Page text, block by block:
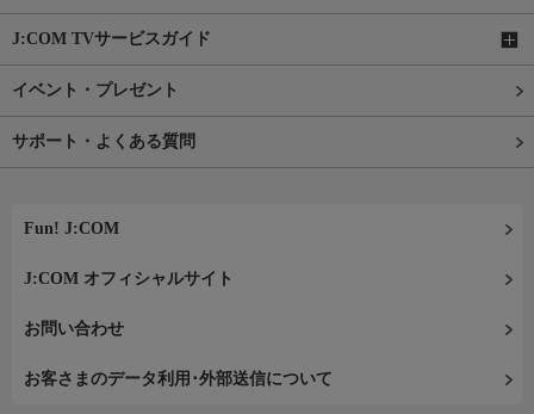
J:COM TVサービスガイド
イベント・プレゼント
サポート・よくある質問
Fun! J:COM
J:COM オフィシャルサイト
お問い合わせ
お客さまのデータ利用･外部送信について